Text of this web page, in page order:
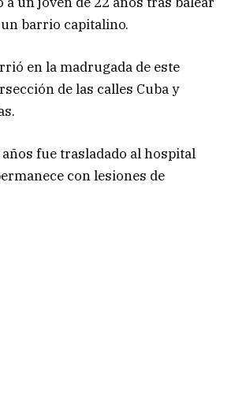
barrio capitalino.
en la madrugada de este
de las calles Cuba y
fue trasladado al hospital
con lesiones de